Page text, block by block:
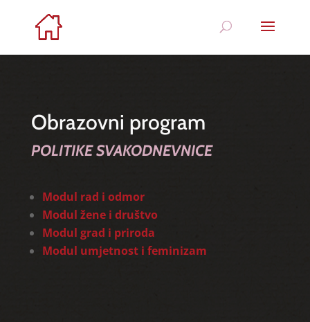
Obrazovni program
POLITIKE SVAKODNEVNICE
Modul rad i odmor
Modul žene i društvo
Modul grad i priroda
Modul umjetnost i feminizam